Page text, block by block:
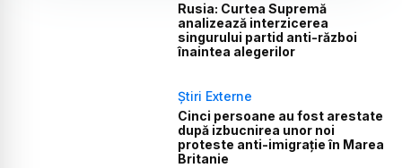
Rusia: Curtea Supremă
analizează interzicerea
singurului partid anti-război
înaintea alegerilor
Știri Externe
Cinci persoane au fost arestate
după izbucnirea unor noi
proteste anti-imigrație în Marea
Britanie